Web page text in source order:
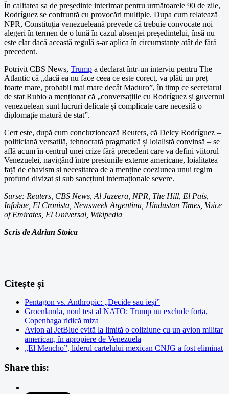
În calitatea sa de președinte interimar pentru următoarele 90 de zile,
Rodríguez se confruntă cu provocări multiple. Dupa cum relatează
NPR, Constituția venezueleană prevede că trebuie convocate noi
alegeri în termen de o lună în cazul absenței președintelui, însă nu
este clar dacă această regulă s-ar aplica în circumstanțe atât de fără
precedent.
Potrivit CBS News, Trump a declarat într-un interviu pentru The
Atlantic că „dacă ea nu face ceea ce este corect, va plăti un preț
foarte mare, probabil mai mare decât Maduro”, în timp ce secretarul
de stat Rubio a menționat că „conversațiile cu Rodríguez și guvernul
venezuelean sunt lucruri delicate și complicate care necesită o
diplomație matură de stat”.
Cert este, după cum concluzionează Reuters, că Delcy Rodríguez –
politiciană versatilă, tehnocrată pragmatică și loialistă convinsă – se
află acum în centrul unei crize fără precedent care va defini viitorul
Venezuelei, navigând între presiunile externe americane, loialitatea
față de chavism și necesitatea de a menține coeziunea unui regim
profund divizat și sub sancțiuni internaționale severe.
Surse: Reuters, CBS News, Al Jazeera, NPR, The Hill, El País,
Infobae, El Cronista, Newsweek Argentina, Hindustan Times, Voice
of Emirates, El Universal, Wikipedia
Scris de Adrian Stoica
Citește și
Pentagon vs. Anthropic: „Decide sau ieși”
Groenlanda, noul test al NATO: Trump nu exclude forța,
Copenhaga ridică miza
Avion al JetBlue evită la limită o coliziune cu un avion militar
american, în apropiere de Venezuela
„El Mencho”, liderul cartelului mexican CNJG a fost eliminat
Share this: